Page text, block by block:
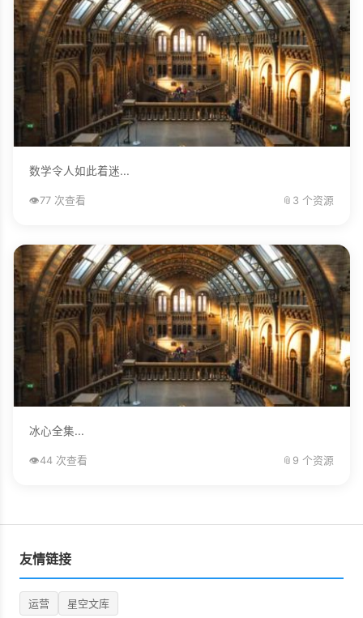
数学令人如此着迷...
👁️77 次查看 📎 3 个资源
冰心全集...
👁️44 次查看 📎 9 个资源
友情链接
运营 星空文库